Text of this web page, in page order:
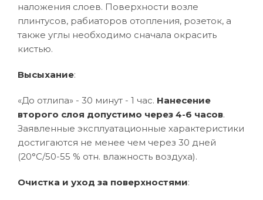
наложения слоев. Поверхности возле
плинтусов, рабиаторов отопления, розеток, а
также углы необходимо сначала окрасить
кистью.
Высыхание:
«До отлипа» - 30 минут - 1 час. Нанесение
второго слоя допустимо через 4-6 часов.
Заявленные эксплуатационные характеристики
достигаются не менее чем через 30 дней
(20°C/50-55 % отн. влажность воздуха).
Очистка и уход за поверхностями: